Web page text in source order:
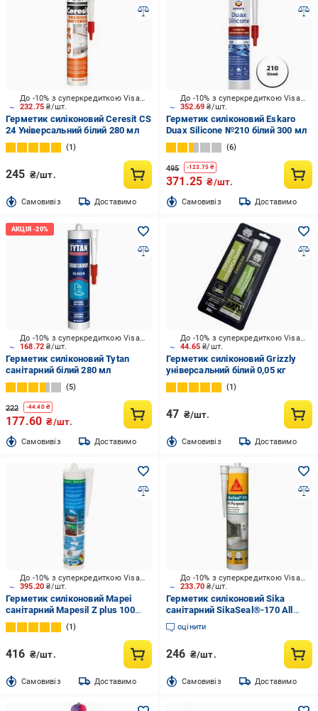
232.75₴/шт.
До -10% з суперкредиткою Visa Вигода
Герметик силіконовий Ceresit CS
24 Універсальний білий 280 мл
1
245 ₴/шт.
Cамовивіз Доставимо
352.69₴/шт.
До -10% з суперкредиткою Visa Вигода
Герметик силіконовий Eskaro
Duax Silicone №210 білий 300 мл
6
495 -123.75₴
371.25 ₴/шт.
Cамовивіз Доставимо
168.72₴/шт.
До -10% з суперкредиткою Visa Вигода
Герметик силіконовий Tytan
санітарний білий 280 мл
5
222 -44.40₴
177.60 ₴/шт.
Cамовивіз Доставимо
44.65₴/шт.
До -10% з суперкредиткою Visa Вигода
Герметик силіконовий Grizzly
універсальний білий 0,05 кг
1
47 ₴/шт.
Cамовивіз Доставимо
395.20₴/шт.
До -10% з суперкредиткою Visa Вигода
Герметик силіконовий Mapei
санітарний Mapesil Z plus 100
білий 280 мл
1
416 ₴/шт.
Cамовивіз Доставимо
233.70₴/шт.
До -10% з суперкредиткою Visa Вигода
Герметик силіконовий Sika
санітарний SikaSeal®-170 All
Purpose білий 300 мл 0,3 кг
оцінити
246 ₴/шт.
Cамовивіз Доставимо